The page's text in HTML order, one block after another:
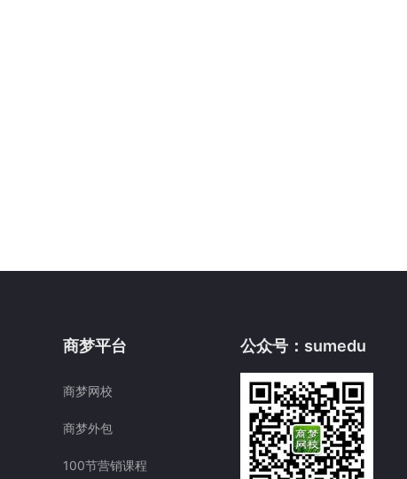
商梦平台
商梦网校
商梦外包
100节营销课程
公众号：sumedu